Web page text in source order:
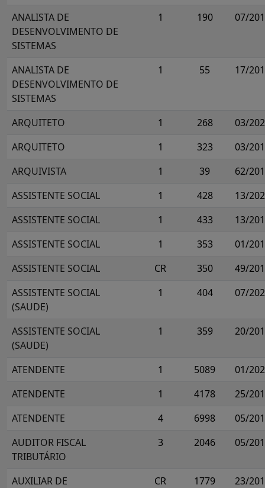
ANALISTA DE
DESENVOLVIMENTO DE
SISTEMAS
1 190 07/
ANALISTA DE
DESENVOLVIMENTO DE
SISTEMAS
1 55 17/
ARQUITETO 1 268
03/
ARQUITETO
1 323
03/
ARQUIVISTA
1 39
62/
ASSISTENTE SOCIAL
1 428
13/
ASSISTENTE SOCIAL
1 433
13/
ASSISTENTE SOCIAL
1 353
01/
ASSISTENTE SOCIAL
CR 350
49/
ASSISTENTE SOCIAL
(SAUDE)
1 404 07/
ASSISTENTE SOCIAL
(SAUDE)
1 359 20/
ATENDENTE 1 5089
01/
ATENDENTE
1 4178
25/
ATENDENTE
4 6998
05/
AUDITOR FISCAL
TRIBUTÁRIO
3 2046 05/
AUXILIAR DE
CR 1779 23/